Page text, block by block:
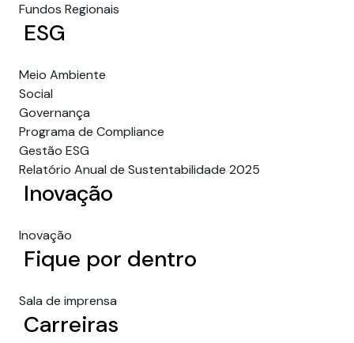
Fundos Regionais
ESG
Meio Ambiente
Social
Governança
Programa de Compliance
Gestão ESG
Relatório Anual de Sustentabilidade 2025
Inovação
Inovação
Fique por dentro
Sala de imprensa
Carreiras